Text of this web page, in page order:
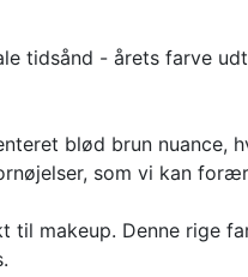
tidsånd - årets farve
blød brun
som vi kan
til makeup. Denne rige